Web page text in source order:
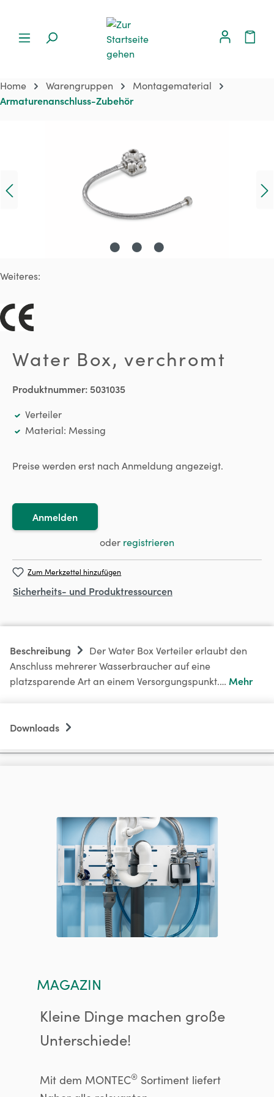
Home Warengruppen Montagematerial
Armaturenanschluss-Zubehör
Weiteres:
Water Box, verchromt
Produktnummer: 5031035
Verteiler
Material: Messing
Preise werden erst nach Anmeldung angezeigt.
Anmelden
oder registrieren
Zum Merkzettel hinzufügen
Sicherheits- und Produktressourcen
Beschreibung
Der Water Box Verteiler erlaubt den
Anschluss mehrerer Wasserbraucher auf eine
platzsparende Art an einem Versorgungspunkt.… Mehr
Downloads
MAGAZIN
Kleine Dinge machen große
Unterschiede!
Mit dem MONTEC® Sortiment liefert